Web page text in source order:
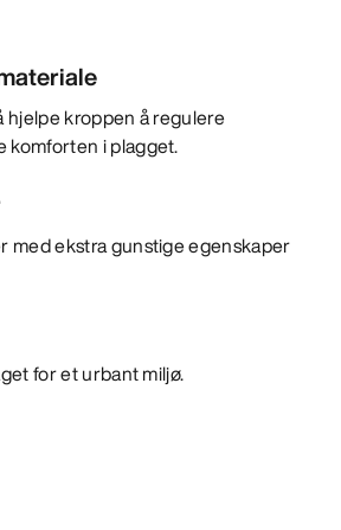
hjelpe kroppen å regulere
komforten i plagget.
med ekstra gunstige egenskaper
for et urbant miljø.